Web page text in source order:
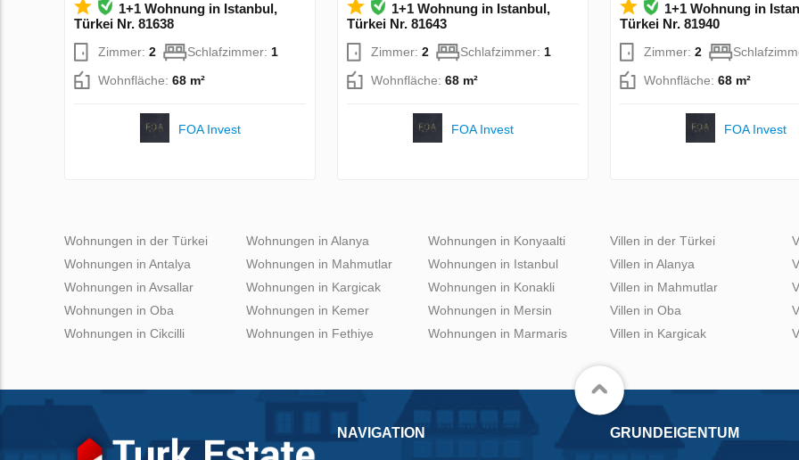
1+1 Wohnung in Istanbul,
Türkei Nr. 81638
Zimmer: 2 Schlafzimmer: 1
Wohnfläche: 68 m²
FOA Invest
1+1 Wohnung in Istanbul,
Türkei Nr. 81643
Zimmer: 2 Schlafzimmer: 1
Wohnfläche: 68 m²
FOA Invest
1+1 Wohnung in
Türkei Nr. 81940
Zimmer: 2
Wohnfläche: 68 m²
FOA Invest
Wohnungen in der Türkei
Wohnungen in Antalya
Wohnungen in Avsallar
Wohnungen in Oba
Wohnungen in Cikcilli
Wohnungen in Alanya
Wohnungen in Mahmutlar
Wohnungen in Kargicak
Wohnungen in Kemer
Wohnungen in Fethiye
Wohnungen in Konyaalti
Wohnungen in Istanbul
Wohnungen in Konakli
Wohnungen in Mersin
Wohnungen in Marmaris
Villen in der Türkei
Villen in Alanya
Villen in Mahmutlar
Villen in Oba
Villen in Kargicak
NAVIGATION GRUNDEIGENTUM